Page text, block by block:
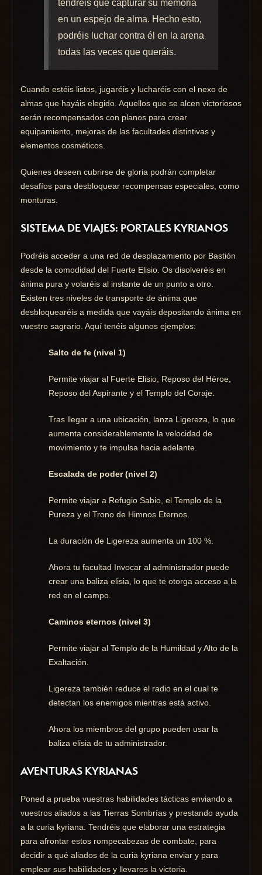
tendréis que capturar su memoria
en un espejo de alma. Hecho esto,
podréis luchar contra él en la arena
todas las veces que queráis.
Cuando estéis listos, jugaréis y lucharéis con el nexo de
almas que hayáis elegido. Aquellos que se alcen victoriosos
serán recompensados con planos para crear
equipamiento, mejoras de las facultades distintivas y
elementos cosméticos.
Quienes deseen cubrirse de gloria podrán completar
desafíos para desbloquear recompensas especiales, como
monturas.
SISTEMA DE VIAJES: PORTALES KYRIANOS
Podréis acceder a una red de desplazamiento por Bastión
desde la comodidad del Fuerte Elisio. Os disolveréis en
ánima pura y volaréis al instante de un punto a otro.
Existen tres niveles de transporte de ánima que
desbloquearéis a medida que vayáis depositando ánima en
vuestro sagrario. Aquí tenéis algunos ejemplos:
Salto de fe (nivel 1)
Permite viajar al Fuerte Elisio, Reposo del Héroe,
Reposo del Aspirante y el Templo del Coraje.
Tras llegar a una ubicación, lanza Ligereza, lo que
aumenta considerablemente la velocidad de
movimiento y te impulsa hacia adelante.
Escalada de poder (nivel 2)
Permite viajar a Refugio Sabio, el Templo de la
Pureza y el Trono de Himnos Eternos.
La duración de Ligereza aumenta un 100 %.
Ahora tu facultad Invocar al administrador puede
crear una baliza elisia, lo que te otorga acceso a la
red en el campo.
Caminos eternos (nivel 3)
Permite viajar al Templo de la Humildad y Alto de la
Exaltación.
Ligereza también reduce el radio en el cual te
detectan los enemigos mientras está activo.
Ahora los miembros del grupo pueden usar la
baliza elisia de tu administrador.
AVENTURAS KYRIANAS
Poned a prueba vuestras habilidades tácticas enviando a
vuestros aliados a las Tierras Sombrías y prestando ayuda
a la curia kyriana. Tendréis que elaborar una estrategia
para afrontar estos rompecabezas de combate, para
decidir a qué aliados de la curia kyriana enviar y para
emplear sus habilidades y llevaros la victoria.